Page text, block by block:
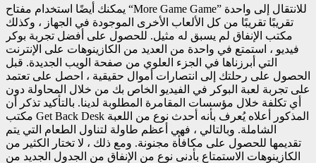
يمكنك أيضًا استخدام مفتاح “More Game Game” للانتقال إلى واحدة
تقريبًا تقريبًا من كل الألعاب الأخرى الموجودة في الجهاز ، وكذلك
مكتب الإنفاق لم يسبق له مثيل. للحصول على أفضل تجربة بوكر
فيديو ، استمتع في واحدة من العديد من الكازينوهات على الإنترنت
التي أبرزناها في الجزء العلوي من صفحة الويب الجديدة. قبل
الحصول على رحلتك إلى انتصارات أموال حقيقية ، احصل على تعتمد
على تجربة لعبة البوكر في الفيديو الخاص بك من خلال المحاولة دون
أي تكلفة خلال مؤسسات المقامرة المطلوبة لدينا. بالتأكيد تذكر أن
مكتب Get Back Desk المذكور أعلاه يُعرف بأنه أحدث نوع من اللعبة
الشاملة. وبالتالي ، فهي أعظم طاولة لتناول الطعام التي يتم
تقديمها للحصول على مكافأة مجنونة. ومع ذلك ، لا تختار الكثير من
الكازينوهات الاستمتاع بأدنى نوع من الإنفاق من الجدول الجديد من